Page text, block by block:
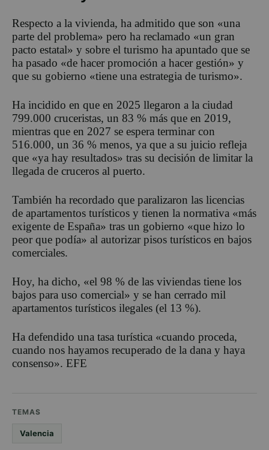
Respecto a la vivienda, ha admitido que son «una
parte del problema» pero ha reclamado «un gran
pacto estatal» y sobre el turismo ha apuntado que se
ha pasado «de hacer promoción a hacer gestión» y
que su gobierno «tiene una estrategia de turismo».
Ha incidido en que en 2025 llegaron a la ciudad
799.000 cruceristas, un 83 % más que en 2019,
mientras que en 2027 se espera terminar con
516.000, un 36 % menos, ya que a su juicio refleja
que «ya hay resultados» tras su decisión de limitar la
llegada de cruceros al puerto.
También ha recordado que paralizaron las licencias
de apartamentos turísticos y tienen la normativa «más
exigente de España» tras un gobierno «que hizo lo
peor que podía» al autorizar pisos turísticos en bajos
comerciales.
Hoy, ha dicho, «el 98 % de las viviendas tiene los
bajos para uso comercial» y se han cerrado mil
apartamentos turísticos ilegales (el 13 %).
Ha defendido una tasa turística «cuando proceda,
cuando nos hayamos recuperado de la dana y haya
consenso». EFE
TEMAS
Valencia